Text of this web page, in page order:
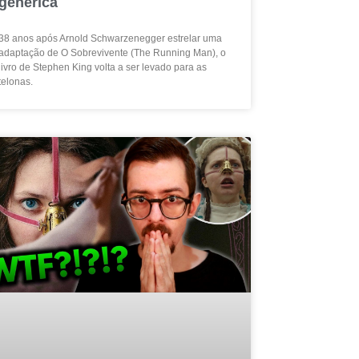
anos após Arnold Schwarzenegger estrelar uma
de O Sobrevivente (The Running Man), o
de Stephen King volta a ser levado para as